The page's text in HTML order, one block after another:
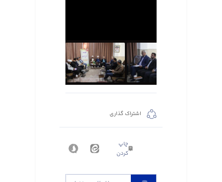
اشتراک گذاری
چاپ
کردن